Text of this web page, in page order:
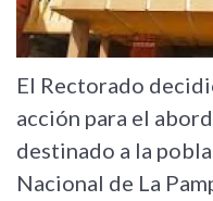
El Rectorado
acción para el
destinado a la
Nacional de La